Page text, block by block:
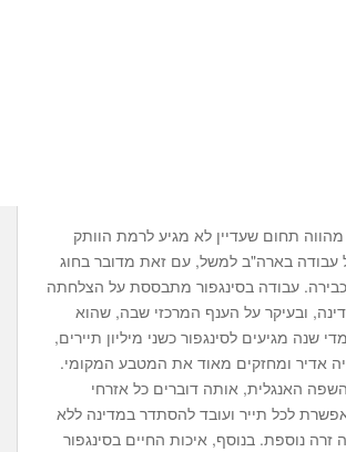
מהווה תחום שעדיין לא מגיע לרמת הוותק
עבודה בארה"ב למשל, עם זאת מדובר בחוג
עבודה בסינגפור מתבססת על הצלחתה
ובעיקר על הענף המרכזי שבה, שהוא
שנה מגיעים לסינגפור כשני מיליון תיירים,
אדיר ומחזקים מאוד את המטבע המקומי.
השפה האנגלית, אותה דוברים כל אזרחי
לכל תייר ועובד להסתדר במדינה ללא
זרה נוספת. בנוסף, איכות החיים בסינגפור